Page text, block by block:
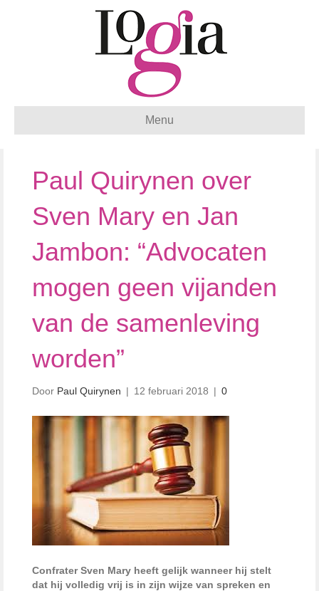
Menu
Paul Quirynen over
Sven Mary en Jan
Jambon: “Advocaten
mogen geen vijanden
van de samenleving
worden”
Door Paul Quirynen | 12 februari 2018 | 0
Confrater Sven Mary heeft gelijk wanneer hij stelt
dat hij volledig vrij is in zijn wijze van spreken en